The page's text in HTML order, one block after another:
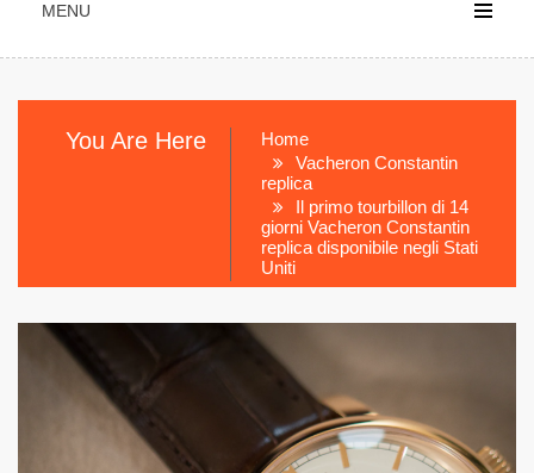
MENU
You Are Here
Home
Vacheron Constantin
replica
Il primo tourbillon di 14
giorni Vacheron Constantin
replica disponibile negli Stati
Uniti